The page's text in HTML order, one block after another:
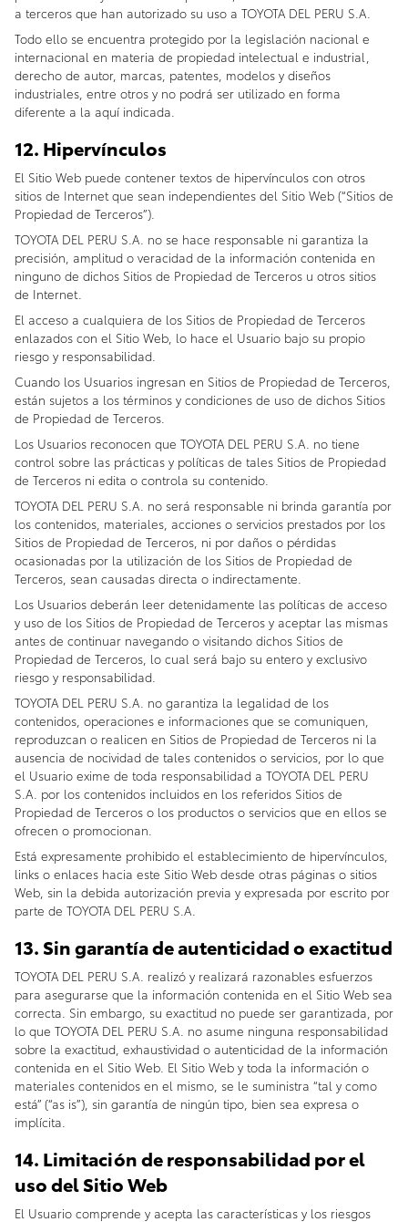
a terceros que han autorizado su uso a TOYOTA DEL PERU S.A.
Todo ello se encuentra protegido por la legislación nacional e
internacional en materia de propiedad intelectual e industrial,
derecho de autor, marcas, patentes, modelos y diseños
industriales, entre otros y no podrá ser utilizado en forma
diferente a la aquí indicada.
12. Hipervínculos
El Sitio Web puede contener textos de hipervínculos con otros
sitios de Internet que sean independientes del Sitio Web (“Sitios de
Propiedad de Terceros”).
TOYOTA DEL PERU S.A. no se hace responsable ni garantiza la
precisión, amplitud o veracidad de la información contenida en
ninguno de dichos Sitios de Propiedad de Terceros u otros sitios
de Internet.
El acceso a cualquiera de los Sitios de Propiedad de Terceros
enlazados con el Sitio Web, lo hace el Usuario bajo su propio
riesgo y responsabilidad.
Cuando los Usuarios ingresan en Sitios de Propiedad de Terceros,
están sujetos a los términos y condiciones de uso de dichos Sitios
de Propiedad de Terceros.
Los Usuarios reconocen que TOYOTA DEL PERU S.A. no tiene
control sobre las prácticas y políticas de tales Sitios de Propiedad
de Terceros ni edita o controla su contenido.
TOYOTA DEL PERU S.A. no será responsable ni brinda garantía por
los contenidos, materiales, acciones o servicios prestados por los
Sitios de Propiedad de Terceros, ni por daños o pérdidas
ocasionadas por la utilización de los Sitios de Propiedad de
Terceros, sean causadas directa o indirectamente.
Los Usuarios deberán leer detenidamente las políticas de acceso
y uso de los Sitios de Propiedad de Terceros y aceptar las mismas
antes de continuar navegando o visitando dichos Sitios de
Propiedad de Terceros, lo cual será bajo su entero y exclusivo
riesgo y responsabilidad.
TOYOTA DEL PERU S.A. no garantiza la legalidad de los
contenidos, operaciones e informaciones que se comuniquen,
reproduzcan o realicen en Sitios de Propiedad de Terceros ni la
ausencia de nocividad de tales contenidos o servicios, por lo que
el Usuario exime de toda responsabilidad a TOYOTA DEL PERU
S.A. por los contenidos incluidos en los referidos Sitios de
Propiedad de Terceros o los productos o servicios que en ellos se
ofrecen o promocionan.
Está expresamente prohibido el establecimiento de hipervínculos,
links o enlaces hacia este Sitio Web desde otras páginas o sitios
Web, sin la debida autorización previa y expresada por escrito por
parte de TOYOTA DEL PERU S.A.
13. Sin garantía de autenticidad o exactitud
TOYOTA DEL PERU S.A. realizó y realizará razonables esfuerzos
para asegurarse que la información contenida en el Sitio Web sea
correcta. Sin embargo, su exactitud no puede ser garantizada, por
lo que TOYOTA DEL PERU S.A. no asume ninguna responsabilidad
sobre la exactitud, exhaustividad o autenticidad de la información
contenida en el Sitio Web. El Sitio Web y toda la información o
materiales contenidos en el mismo, se le suministra “tal y como
está” (“as is”), sin garantía de ningún tipo, bien sea expresa o
implícita.
14. Limitación de responsabilidad por el
uso del Sitio Web
El Usuario comprende y acepta las características y los riesgos